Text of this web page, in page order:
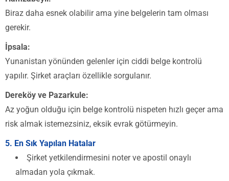
Biraz daha esnek olabilir ama yine belgelerin tam olması
gerekir.
İpsala:
Yunanistan yönünden gelenler için ciddi belge kontrolü
yapılır. Şirket araçları özellikle sorgulanır.
Dereköy ve Pazarkule:
Az yoğun olduğu için belge kontrolü nispeten hızlı geçer ama
risk almak istemezsiniz, eksik evrak götürmeyin.
5. En Sık Yapılan Hatalar
Şirket yetkilendirmesini noter ve apostil onaylı
almadan yola çıkmak.